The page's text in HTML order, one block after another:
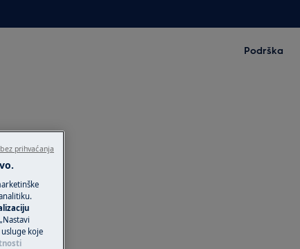
Podrška
koje
prihvaćanja